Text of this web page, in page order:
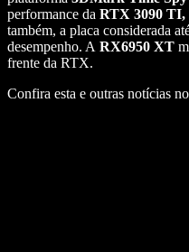
performance da RTX 3090 TI,
também, a placa considerada
desempenho. A RX6950 XT
frente da RTX.
Confira esta e outras notícias